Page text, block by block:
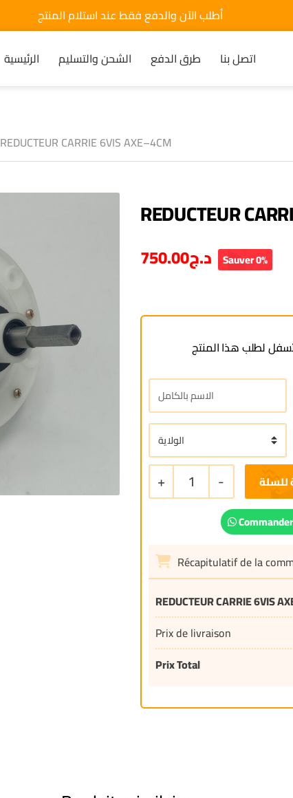
أطلب الآن والدفع فقط عند استلام المنتج
الرئيسية الشحن والتسليم طرق الدفع اتصل بنا
REDUCTEUR CARRIE 6VIS AXE–4CM
REDUCTEUR
د.ج750.00 Sauver 0%
لطلب هذا المنتج
+ 1 - للسلة
Récapitulatif de la
REDUCTEUR CARRIE 6VIS
Prix de livraison
Prix Total